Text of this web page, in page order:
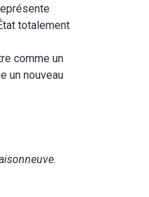
totalement
comme un
un nouveau